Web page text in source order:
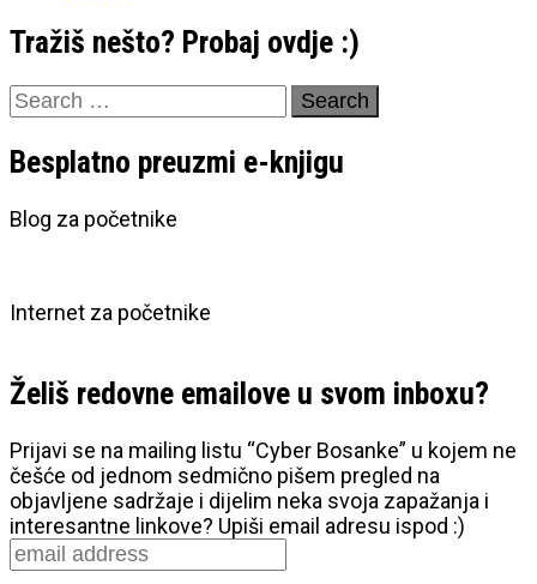
Tražiš nešto? Probaj ovdje :)
Search
for:
Besplatno preuzmi e-knjigu
Blog za početnike
Internet za početnike
Želiš redovne emailove u svom inboxu?
Prijavi se na mailing listu “Cyber Bosanke” u kojem ne
češće od jednom sedmično pišem pregled na
objavljene sadržaje i dijelim neka svoja zapažanja i
interesantne linkove? Upiši email adresu ispod :)